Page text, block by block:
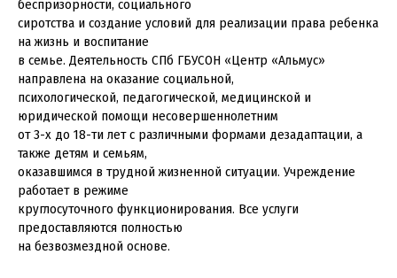
беспризорности, социального
сиротства и создание условий для реализации права ребенка
на жизнь и воспитание
в семье. Деятельность СПб ГБУСОН «Центр «Альмус»
направлена на оказание социальной,
психологической, педагогической, медицинской и
юридической помощи несовершеннолетним
от 3-х до 18-ти лет с различными формами дезадаптации, а
также детям и семьям,
оказавшимся в трудной жизненной ситуации. Учреждение
работает в режиме
круглосуточного функционирования. Все услуги
предоставляются полностью
на безвозмездной основе.